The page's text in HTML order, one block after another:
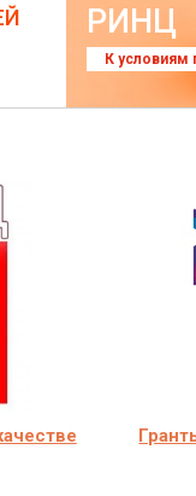
РИНЦ
К условиям